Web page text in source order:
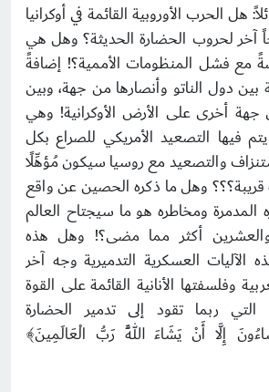
هل الحرب الأوروبية القائمة في أوكرانيا
آخر لحروب الحضارة الحديثة؟ وهل هي
مع فشل المنظومات الأممية؟! إضافةً
بين دول الناتو وأنصارها من جهة، وبين
جهة أخرى على الأرض الأوكرانية! وهي
فيها التصعيد الأمريكي للصراع بكل
والتصعيد مع روسيا سيكون مُؤهِّلًا
قريبة؟؟؟ وهل ما ذكره الحصين عن واقع
المدمرة ومخاطره هو ما سيجتاح العالم
والعشرين أكثر مما مضى؟! وهل هذه
الآليات العسكرية التدميرية وجه آخر
وفلسفتها الأنانية القائمة على القوة
ربما تقود إلى تدمير الحضارة
إِلَّا أَنْ يَشَاءَ اللَّهُ رَبُّ الْعَالَمِينَ﴾